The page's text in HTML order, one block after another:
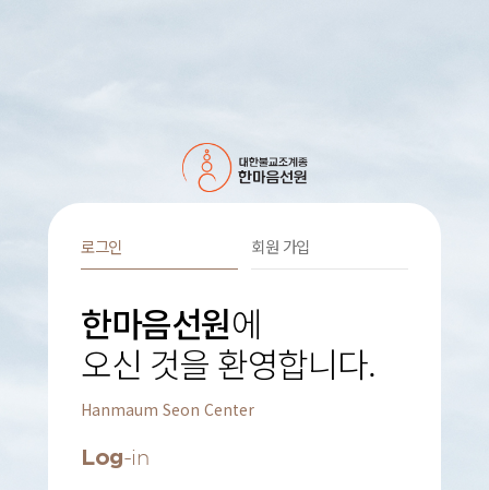
로그인 회원 가입
한마음선원에
오신 것을 환영합니다.
Hanmaum Seon Center
Log-in